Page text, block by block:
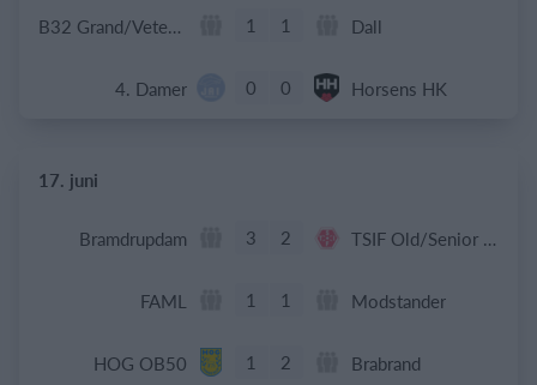
B32 Grand/Veteran 1 1 Dall
4. Damer 0 0 Horsens HK
17. juni
Bramdrupdam 3 2 TSIF Old/Senior Old Boys
FAML 1 1 Modstander
HOG OB50 1 2 Brabrand